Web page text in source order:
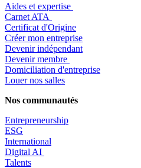
Aides et expertise
​Carnet ATA
Certificat d'Origine
Créer mon entreprise
Devenir indépendant
Devenir membre
​Domiciliation d'entreprise
Louer nos salles
Nos communautés
Entrepreneurship
ESG
International
Digital AI
Talents